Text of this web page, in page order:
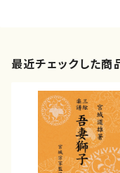
最近チェックした商